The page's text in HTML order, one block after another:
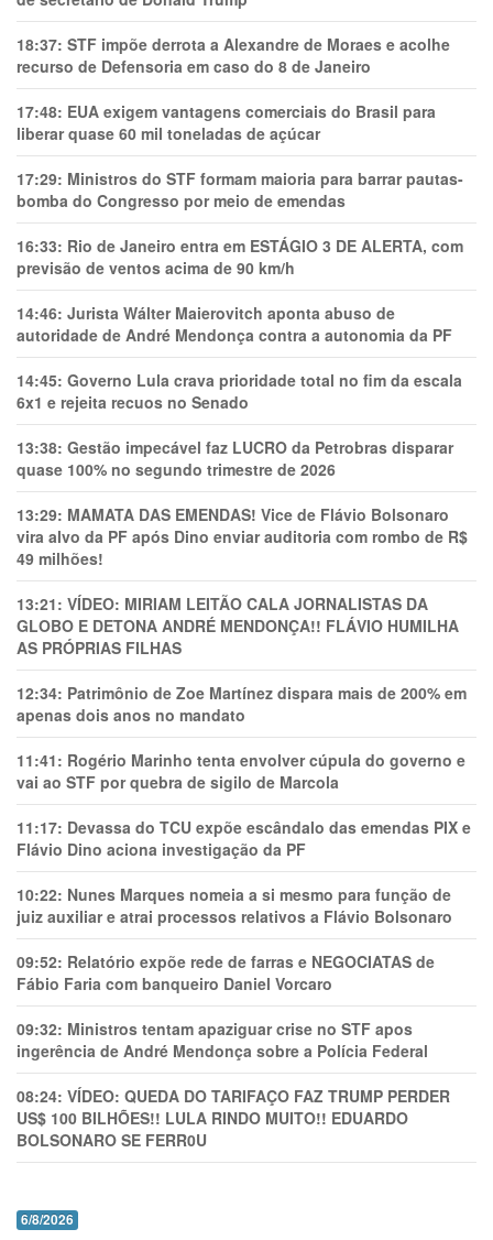
18:37: STF impõe derrota a Alexandre de Moraes e acolhe
recurso de Defensoria em caso do 8 de Janeiro
17:48: EUA exigem vantagens comerciais do Brasil para
liberar quase 60 mil toneladas de açúcar
17:29: Ministros do STF formam maioria para barrar pautas-
bomba do Congresso por meio de emendas
16:33: Rio de Janeiro entra em ESTÁGIO 3 DE ALERTA, com
previsão de ventos acima de 90 km/h
14:46: Jurista Wálter Maierovitch aponta abuso de
autoridade de André Mendonça contra a autonomia da PF
14:45: Governo Lula crava prioridade total no fim da escala
6x1 e rejeita recuos no Senado
13:38: Gestão impecável faz LUCRO da Petrobras disparar
quase 100% no segundo trimestre de 2026
13:29: MAMATA DAS EMENDAS! Vice de Flávio Bolsonaro
vira alvo da PF após Dino enviar auditoria com rombo de R$
49 milhões!
13:21: VÍDEO: MIRIAM LEITÃO CALA JORNALISTAS DA
GLOBO E DETONA ANDRÉ MENDONÇA!! FLÁVIO HUMILHA
AS PRÓPRIAS FILHAS
12:34: Patrimônio de Zoe Martínez dispara mais de 200% em
apenas dois anos no mandato
11:41: Rogério Marinho tenta envolver cúpula do governo e
vai ao STF por quebra de sigilo de Marcola
11:17: Devassa do TCU expõe escândalo das emendas PIX e
Flávio Dino aciona investigação da PF
10:22: Nunes Marques nomeia a si mesmo para função de
juiz auxiliar e atrai processos relativos a Flávio Bolsonaro
09:52: Relatório expõe rede de farras e NEGOCIATAS de
Fábio Faria com banqueiro Daniel Vorcaro
09:32: Ministros tentam apaziguar crise no STF apos
ingerência de André Mendonça sobre a Polícia Federal
08:24: VÍDEO: QUEDA DO TARIFAÇO FAZ TRUMP PERDER
US$ 100 BILHÕES!! LULA RINDO MUITO!! EDUARDO
BOLSONARO SE FERR0U
6/8/2026